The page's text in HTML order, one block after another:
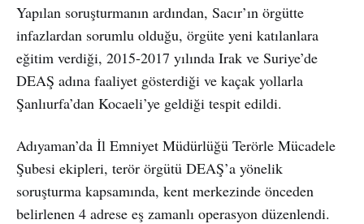
Yapılan soruşturmanın ardından, Sacır’ın örgütte
infazlardan sorumlu olduğu, örgüte yeni katılanlara
eğitim verdiği, 2015-2017 yılında Irak ve Suriye’de
DEAŞ adına faaliyet gösterdiği ve kaçak yollarla
Şanlıurfa’dan Kocaeli’ye geldiği tespit edildi.
Adıyaman’da İl Emniyet Müdürlüğü Terörle Mücadele
Şubesi ekipleri, terör örgütü DEAŞ’a yönelik
soruşturma kapsamında, kent merkezinde önceden
belirlenen 4 adrese eş zamanlı operasyon düzenlendi.